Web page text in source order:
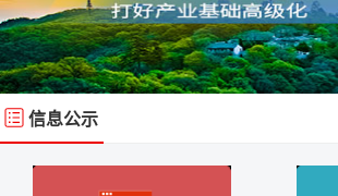
信息公示